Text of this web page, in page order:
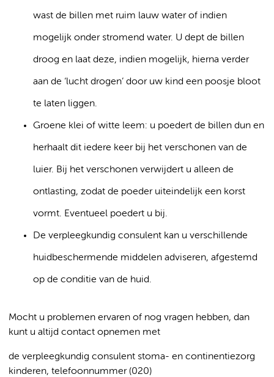
wast de billen met ruim lauw water of indien
mogelijk onder stromend water. U dept de billen
droog en laat deze, indien mogelijk, hierna verder
aan de ‘lucht drogen’ door uw kind een poosje bloot
te laten liggen.
Groene klei of witte leem: u poedert de billen dun en
herhaalt dit iedere keer bij het verschonen van de
luier. Bij het verschonen verwijdert u alleen de
ontlasting, zodat de poeder uiteindelijk een korst
vormt. Eventueel poedert u bij.
De verpleegkundig consulent kan u verschillende
huidbeschermende middelen adviseren, afgestemd
op de conditie van de huid.
Mocht u problemen ervaren of nog vragen hebben, dan
kunt u altijd contact opnemen met
de verpleegkundig consulent stoma- en continentiezorg
kinderen, telefoonnummer (020)